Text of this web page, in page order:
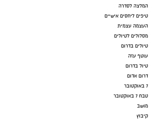
המלצה לסדרה
טיפים ליחסים אישיים
העצמה עצמית
מסלולים לטיולים
טיולים בדרום
עוטף עזה
טיול בדרום
דרום אדום
7 באוקטובר
טבח 7 באוקטובר
מושב
קיבוץ